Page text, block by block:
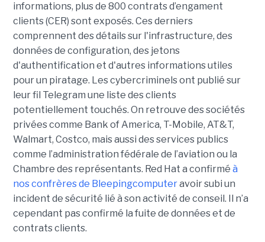
informations, plus de 800 contrats d’engament
clients (CER) sont exposés. Ces derniers
comprennent des détails sur l'infrastructure, des
données de configuration, des jetons
d'authentification et d'autres informations utiles
pour un piratage. Les cybercriminels ont publié sur
leur fil Telegram une liste des clients
potentiellement touchés. On retrouve des sociétés
privées comme Bank of America, T-Mobile, AT&T,
Walmart, Costco, mais aussi des services publics
comme l’administration fédérale de l’aviation ou la
Chambre des représentants. Red Hat a confirmé à
nos confrères de Bleepingcomputeravoir subi un
incident de sécurité lié à son activité de conseil. Il n’a
cependant pas confirmé la fuite de données et de
contrats clients.